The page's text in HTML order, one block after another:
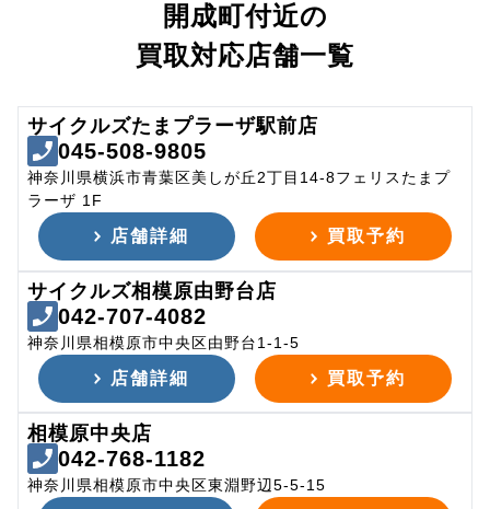
開成町付近の
買取対応店舗一覧
サイクルズたまプラーザ駅前店
045-508-9805
神奈川県横浜市青葉区美しが丘2丁目14-8フェリスたまプ
ラーザ 1F
店舗詳細 買取予約
サイクルズ相模原由野台店
042-707-4082
神奈川県相模原市中央区由野台1-1-5
店舗詳細 買取予約
相模原中央店
042-768-1182
神奈川県相模原市中央区東淵野辺5-5-15